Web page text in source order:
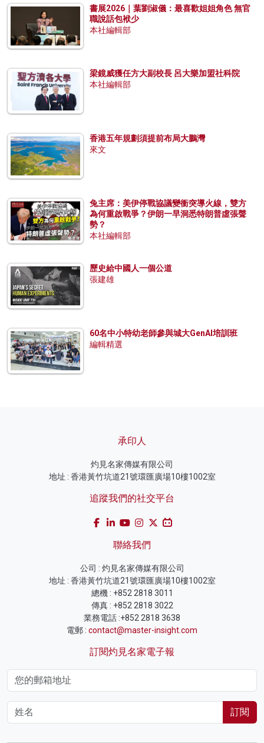
書展2026｜葉劉淑儀：最喜歡姐姐角色 無官
職說話包袱少
本社編輯部
梁鏡威獲任方大副校長 呂大樂加盟社科院
本社編輯部
香港五年規劃須提前布局大鵬灣
來文
兔主席：美伊停戰協議變衝突導火線，雙方
為何重啟戰爭？伊朗一早洞悉特朗普虛張聲
勢？
本社編輯部
歷史給中國人一個公道
張建雄
60名中小特幼老師參與城大GenAI培訓班
編輯精選
承印人
灼見名家傳媒有限公司
地址 : 香港黃竹坑道21號環匯廣場10樓1002室
追蹤我們的社交平台
聯絡我們
公司 : 灼見名家傳媒有限公司
地址 : 香港黃竹坑道21號環匯廣場10樓1002室
總機 : +852 2818 3011
傳真 : +852 2818 3022
業務電話 :+852 2818 3638
電郵 : contact@master-insight.com
訂閱灼見名家電子報
訂閱